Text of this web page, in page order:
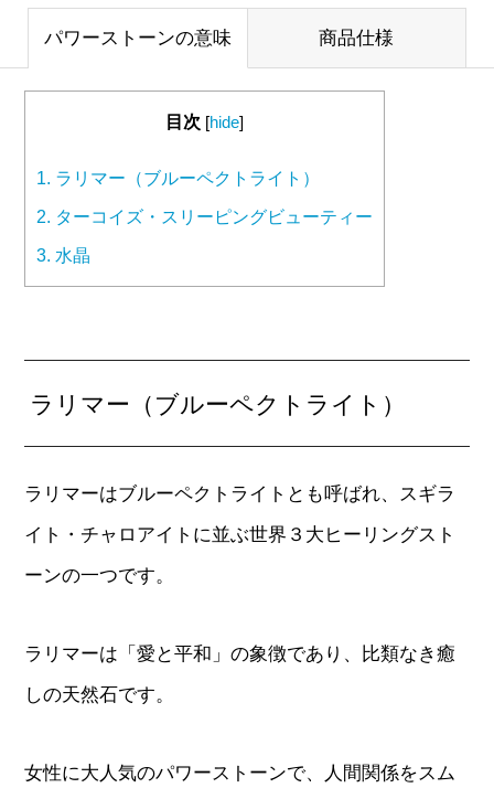
パワーストーンの意味 商品仕様
目次 [hide]
1. ラリマー（ブルーペクトライト）
2. ターコイズ・スリーピングビューティー
3. 水晶
ラリマー（ブルーペクトライト）
ラリマーはブルーペクトライトとも呼ばれ、スギラ
イト・チャロアイトに並ぶ世界３大ヒーリングスト
ーンの一つです。
ラリマーは「愛と平和」の象徴であり、比類なき癒
しの天然石です。
女性に大人気のパワーストーンで、人間関係をスム